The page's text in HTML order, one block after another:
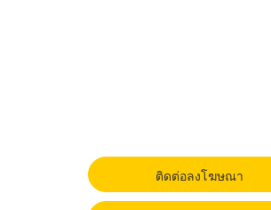
ติดต่อลงโฆษณา